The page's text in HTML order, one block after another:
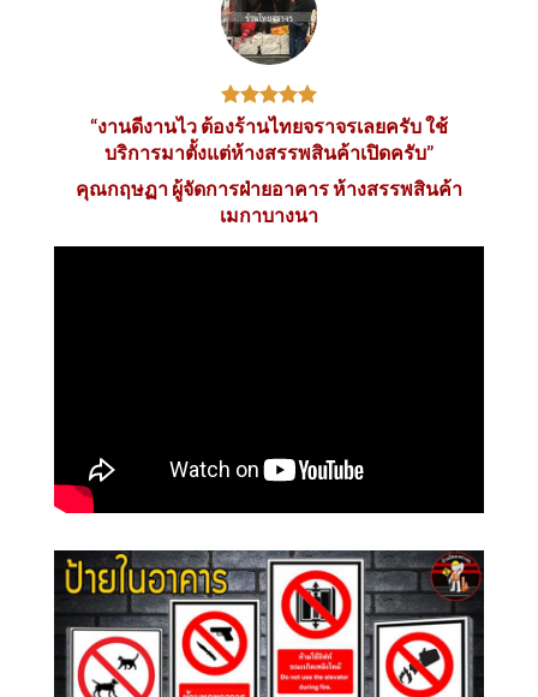
“งานดีงานไว ต้องร้านไทยจราจรเลยครับ ใช้
บริการมาตั้งแต่ห้างสรรพสินค้าเปิดครับ”
คุณกฤษฏา ผู้จัดการฝ่ายอาคาร ห้างสรรพสินค้า
เมกาบางนา